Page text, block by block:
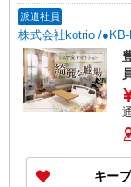
派遣社員
株式会社kotrio /●KB-
キー